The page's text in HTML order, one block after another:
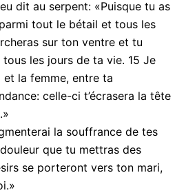
dit au serpent: «Puisque tu as
tout le bétail et tous les
sur ton ventre et tu
les jours de ta vie. 15 Je
la femme, entre ta
celle-ci t’écrasera la tête
la souffrance de tes
que tu mettras des
se porteront vers ton mari,